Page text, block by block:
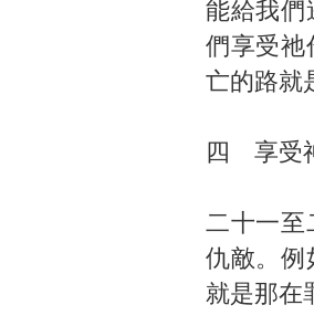
能給我們
們享受祂
亡的路就
四 享受
二十一至
仇敵。例
就是那在